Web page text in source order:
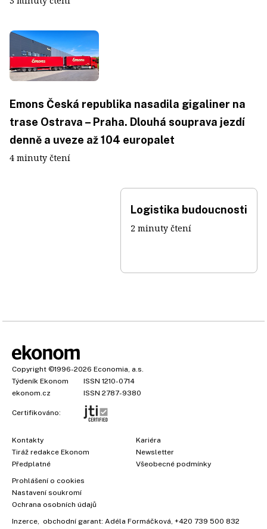
Emons Česká republika nasadila gigaliner na
trase Ostrava – Praha. Dlouhá souprava jezdí
denně a uveze až 104 europalet
4 minuty čtení
Logistika budoucnosti
2 minuty čtení
Copyright ©1996-2026 Economia, a.s.
Týdeník Ekonom
ISSN 1210-0714
ekonom.cz
ISSN 2787-9380
Certifikováno:
Kontakty
Tiráž redakce Ekonom
Předplatné
Kariéra
Newsletter
Všeobecné podmínky
Prohlášení o cookies
Nastavení soukromí
Ochrana osobních údajů
Inzerce , obchodní garant: Adéla Formáčková +420 739 500 832